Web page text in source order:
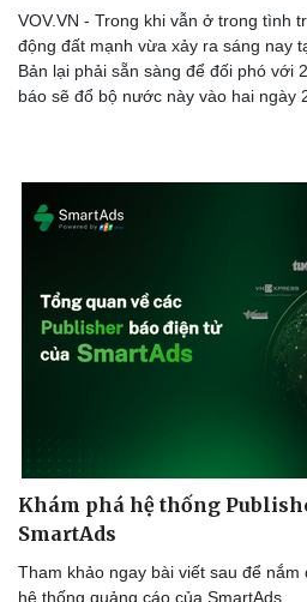
VOV.VN - Trong khi vẫn ở trong tình
động đất mạnh vừa xảy ra sáng nay
Bản lại phải sẵn sàng để đối phó với
báo sẽ đổ bộ nước này vào hai ngày
Khám phá hệ thống
SmartAds
Tham khảo ngay bài viết sau để nắm
hệ thống quảng cáo của SmartAds.